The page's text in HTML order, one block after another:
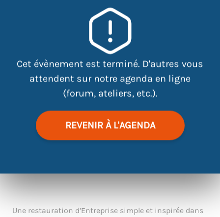
Cet évènement est terminé. D'autres vous
attendent sur notre agenda en ligne
(forum, ateliers, etc.).
REVENIR À L'AGENDA
17 rue de la Petite Baratte 44300
Une restauration d’Entreprise simple et inspirée dans